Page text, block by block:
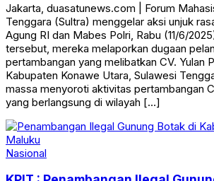
Jakarta, duasatunews.com | Forum
Tenggara (Sultra) menggelar aksi unjuk
Agung RI dan Mabes Polri, Rabu (11/6/
tersebut, mereka melaporkan dugaan
pertambangan yang melibatkan CV. Yulan
Kabupaten Konawe Utara, Sulawesi
massa menyoroti aktivitas pertambangan
yang berlangsung di wilayah […]
Nasional